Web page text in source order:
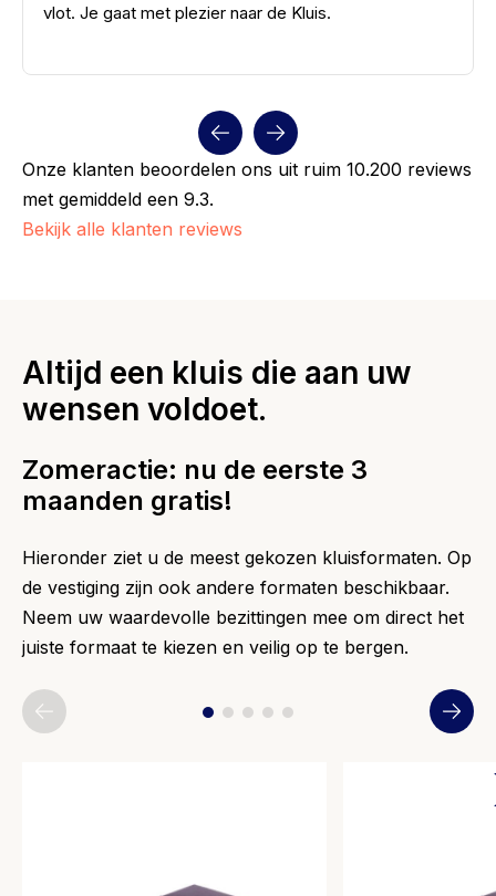
vlot. Je gaat met plezier naar de Kluis.
Onze klanten beoordelen ons uit ruim 10.200 reviews
met gemiddeld een 9.3.
Bekijk alle klanten reviews
Altijd een kluis die aan uw
wensen voldoet.
Zomeractie: nu de eerste 3
maanden gratis!
Hieronder ziet u de meest gekozen kluisformaten. Op
de vestiging zijn ook andere formaten beschikbaar.
Neem uw waardevolle bezittingen mee om direct het
juiste formaat te kiezen en veilig op te bergen.